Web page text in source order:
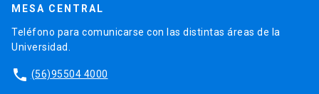
MESA CENTRAL
Teléfono para comunicarse con las distintas áreas de la
Universidad.
phone (56)95504 4000